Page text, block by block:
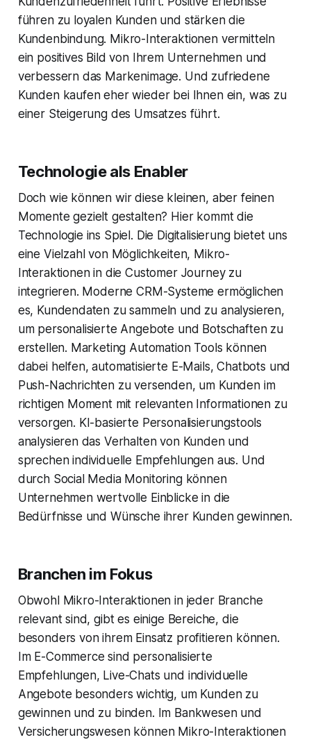
führen zu loyalen Kunden und stärken die
Kundenbindung. Mikro-Interaktionen vermitteln
ein positives Bild von Ihrem Unternehmen und
verbessern das Markenimage. Und zufriedene
Kunden kaufen eher wieder bei Ihnen ein, was zu
einer Steigerung des Umsatzes führt.
Technologie als Enabler
Doch wie können wir diese kleinen, aber feinen
Momente gezielt gestalten? Hier kommt die
Technologie ins Spiel. Die Digitalisierung bietet uns
eine Vielzahl von Möglichkeiten, Mikro-
Interaktionen in die Customer Journey zu
integrieren. Moderne CRM-Systeme ermöglichen
es, Kundendaten zu sammeln und zu analysieren,
um personalisierte Angebote und Botschaften zu
erstellen. Marketing Automation Tools können
dabei helfen, automatisierte E-Mails, Chatbots und
Push-Nachrichten zu versenden, um Kunden im
richtigen Moment mit relevanten Informationen zu
versorgen. KI-basierte Personalisierungstools
analysieren das Verhalten von Kunden und
sprechen individuelle Empfehlungen aus. Und
durch Social Media Monitoring können
Unternehmen wertvolle Einblicke in die
Bedürfnisse und Wünsche ihrer Kunden gewinnen.
Branchen im Fokus
Obwohl Mikro-Interaktionen in jeder Branche
relevant sind, gibt es einige Bereiche, die
besonders von ihrem Einsatz profitieren können.
Im E-Commerce sind personalisierte
Empfehlungen, Live-Chats und individuelle
Angebote besonders wichtig, um Kunden zu
gewinnen und zu binden. Im Bankwesen und
Versicherungswesen können Mikro-Interaktionen